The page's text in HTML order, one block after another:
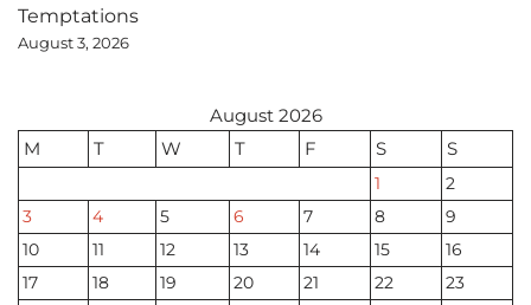
Temptations
August 3, 2026
August 2026
M
T W T F S S
1
2
3
4 5 6 7 8
9
10
11 12 13 14 15
16
17
18 19 20 21 22
23